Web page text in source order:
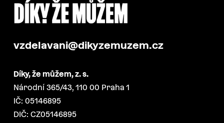
vzdelavani@dikyzemuzem.cz
Díky, že můžem, z. s.
Národní 365/43, 110 00 Praha 1
IČ: 05146895
DIČ: CZ05146895